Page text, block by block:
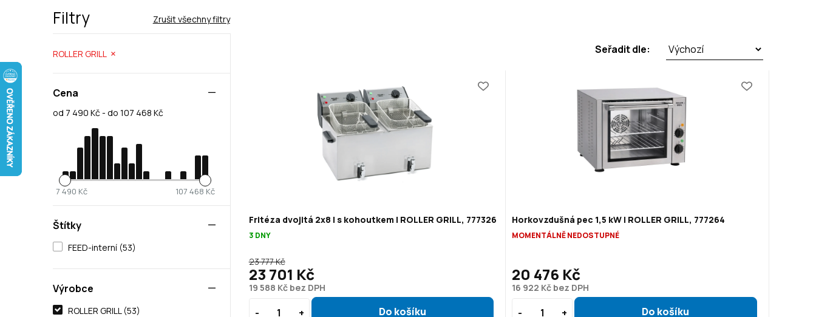
Filtry Zrušit všechny filtry
ROLLER GRILL
Cena
od 7 490 Kč - do 107 468 Kč
7 490 Kč 107 468 Kč
Štítky
FEED-interní (53)
Výrobce
ROLLER GRILL (53)
Seřadit dle:
Fritéza dvojitá 2x8 l s kohoutkem | ROLLER GRILL, 777326
3 DNY
19 588 Kč bez DPH
23 777 Kč
23 701 Kč
Horkovzdušná pec 1,5 kW | ROLLER GRILL, 777264
MOMENTÁLNĚ NEDOSTUPNÉ
16 922 Kč bez DPH
20 476 Kč